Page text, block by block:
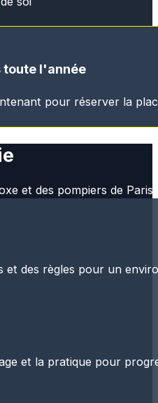
l'année
pour réserver la
et des pompiers de Paris
et des règles pour un
et la pratique pour